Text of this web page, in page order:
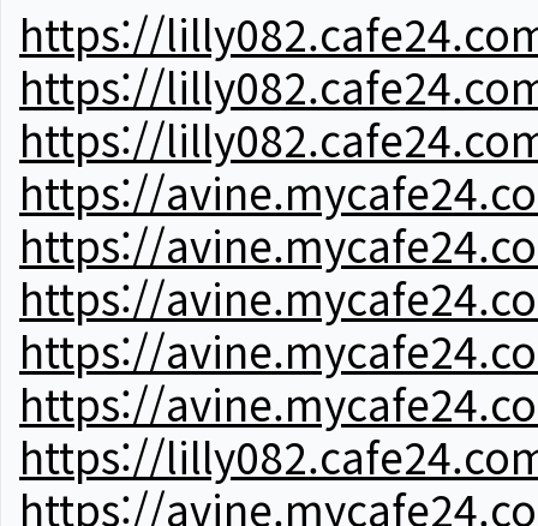
https://
https://
https://
https://
https://
https://
https://
https://
https://
https://